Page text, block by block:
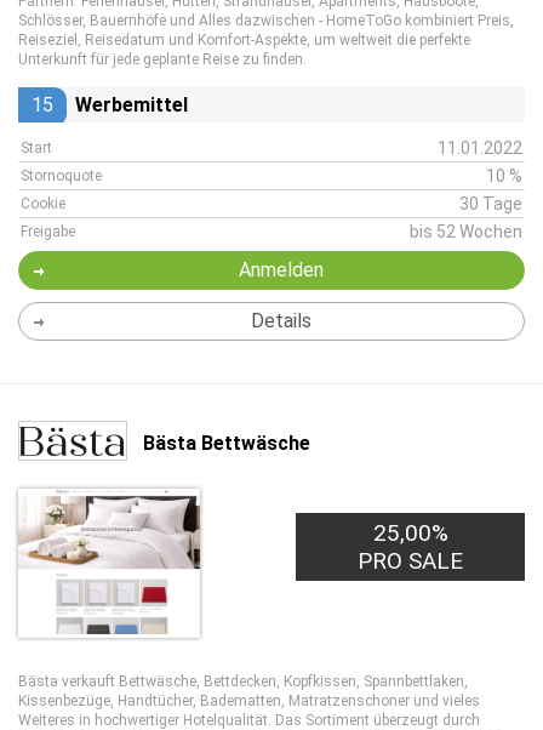
Schlösser, Bauernhöfe und Alles dazwischen - HomeToGo kombiniert Preis,
Reiseziel, Reisedatum und Komfort-Aspekte, um weltweit die perfekte
Unterkunft für jede geplante Reise zu finden.
15 Werbemittel
Start 11.01.2022
Stornoquote 10 %
Cookie 30 Tage
Freigabe bis 52 Wochen
Anmelden
Details
Bästa Bettwäsche
25,00%
PRO SALE
Bästa verkauft Bettwäsche, Bettdecken, Kopfkissen, Spannbettlaken,
Kissenbezüge, Handtücher, Badematten, Matratzenschoner und vieles
Weiteres in hochwertiger Hotelqualität. Das Sortiment überzeugt durch